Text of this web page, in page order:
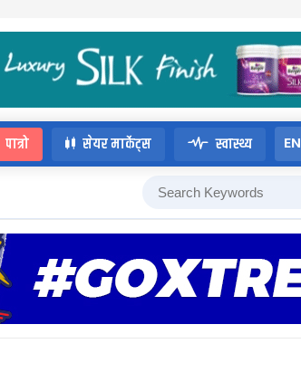
पात्रो सेयर मार्केट्स स्वास्थ्य EN